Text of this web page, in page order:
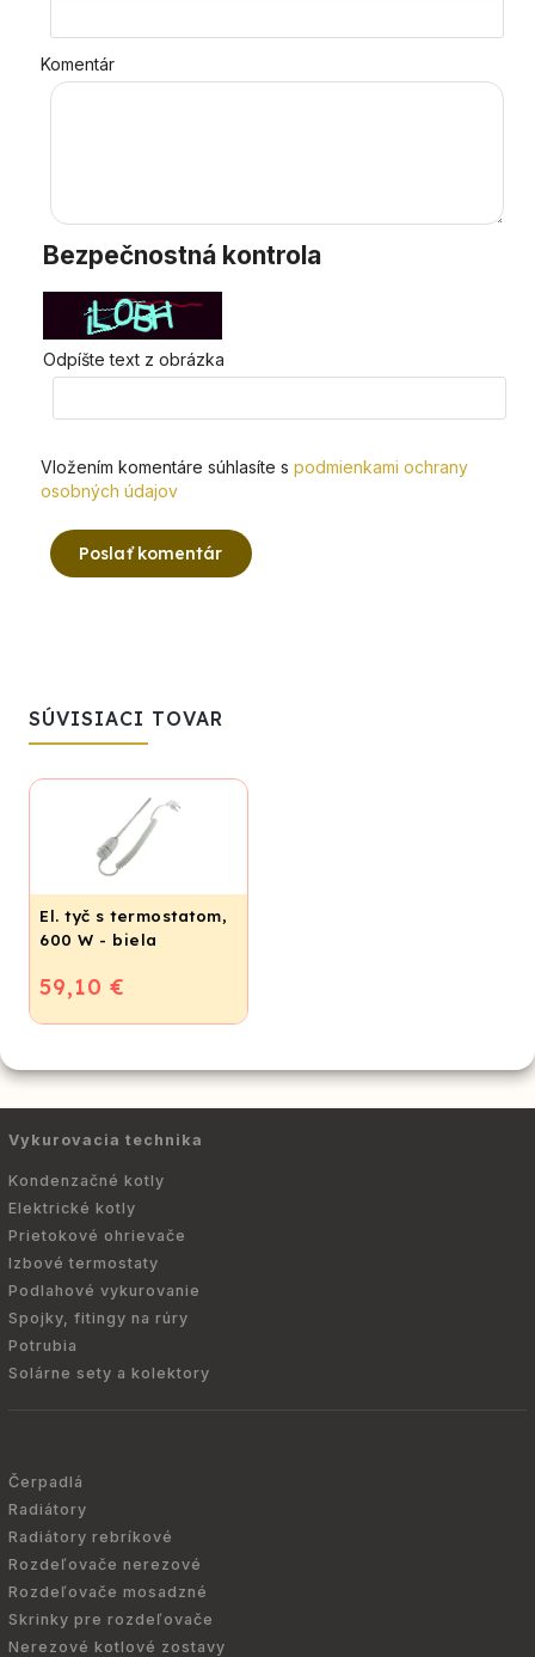
Komentár
Bezpečnostná kontrola
Odpíšte text z obrázka
Vložením komentáre súhlasíte s podmienkami ochrany
osobných údajov
Poslať komentár
SÚVISIACI TOVAR
El. tyč s termostatom,
600 W - biela
59,10 €
Vykurovacia technika
Kondenzačné kotly
Elektrické kotly
Prietokové ohrievače
Izbové termostaty
Podlahové vykurovanie
Spojky, fitingy na rúry
Potrubia
Solárne sety a kolektory
Čerpadlá
Radiátory
Radiátory rebríkové
Rozdeľovače nerezové
Rozdeľovače mosadzné
Skrinky pre rozdeľovače
Nerezové kotlové zostavy